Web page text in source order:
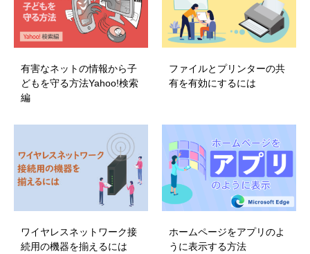
有害なネットの情報から子
どもを守る方法Yahoo!検索
編
ファイルとプリンターの共
有を有効にするには
ワイヤレスネットワーク接
続用の機器を揃えるには
ホームページをアプリのよ
うに表示する方法